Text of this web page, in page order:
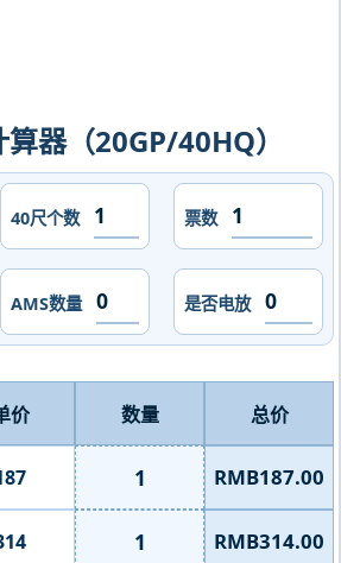
器（20GP/40HQ）
40尺个数 票数
AMS数量 是否电放
价 数量 总价
1 RMB187.00
1 RMB314.00